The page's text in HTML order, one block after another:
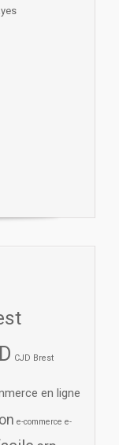
CJD Brest
en ligne
e-commerce e-